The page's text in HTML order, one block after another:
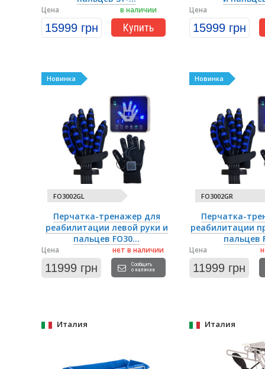
в наличии
Купить
Цена
15999 грн
Цена
15999 грн
Новинка
FO3002GL
Перчатка-тренажер для
реабилитации левой руки и
пальцев FO30...
нет в наличии
Сообщить
о наличии
Цена
11999 грн
Новинка
FO3002GR
Перчатка-
реабилитации
пальцев
Цена
11999 грн
Италия Италия